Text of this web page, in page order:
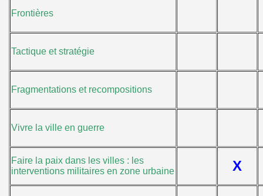
Frontières
Tactique et stratégie
Fragmentations et recompositions
Vivre la ville en guerre
Faire la paix dans les villes : les
interventions militaires en zone urbaine
X